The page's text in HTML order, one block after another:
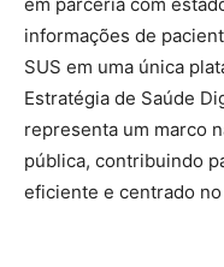
informações de
SUS em uma única
Estratégia de Saúde
representa um marco
pública, contribuindo
eficiente e centrado no